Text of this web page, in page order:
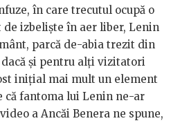
în care trecutul ocupă o
de izbeliște în aer liber, Lenin
parcă de-abia trezit din
și pentru alți vizitatori
inițial mai mult un element
că fantoma lui Lenin ne-ar
a Ancăi Benera ne spune,